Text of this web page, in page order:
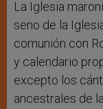
La Iglesia
seno de la
comunión con
y calendario
excepto los
ancestrales de